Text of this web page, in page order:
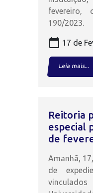
fevereiro,
190/2023.
calendar_today 17 de
Leia mais...
Reitoria
especial
de
Amanhã,
de